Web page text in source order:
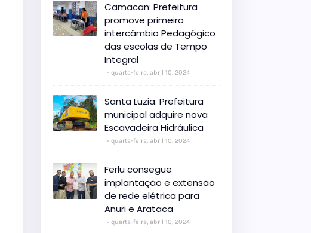
Camacan: Prefeitura
promove primeiro
intercâmbio Pedagógico
das escolas de Tempo
Integral
quarta-feira, abril 10, 2024
Santa Luzia: Prefeitura
municipal adquire nova
Escavadeira Hidráulica
quarta-feira, abril 10, 2024
Ferlu consegue
implantação e extensão
de rede elétrica para
Anuri e Arataca
quarta-feira, abril 10, 2024